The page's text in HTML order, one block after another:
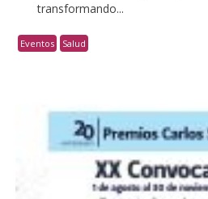
transformando...
Eventos Salud